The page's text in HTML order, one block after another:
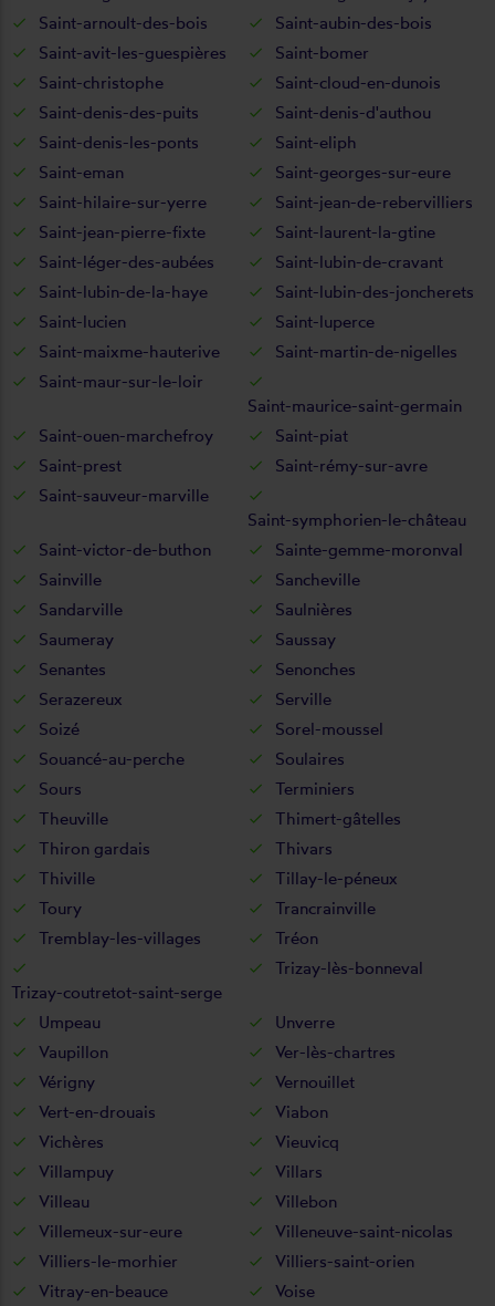
Saint-arnoult-des-bois
Saint-aubin-des-bois
Saint-avit-les-guespières
Saint-bomer
Saint-christophe
Saint-cloud-en-dunois
Saint-denis-des-puits
Saint-denis-d'authou
Saint-denis-les-ponts
Saint-eliph
Saint-eman
Saint-georges-sur-eure
Saint-hilaire-sur-yerre
Saint-jean-de-rebervilliers
Saint-jean-pierre-fixte
Saint-laurent-la-gtine
Saint-léger-des-aubées
Saint-lubin-de-cravant
Saint-lubin-de-la-haye
Saint-lubin-des-joncherets
Saint-lucien
Saint-luperce
Saint-maixme-hauterive
Saint-martin-de-nigelles
Saint-maur-sur-le-loir
Saint-maurice-saint-germain
Saint-ouen-marchefroy
Saint-piat
Saint-prest
Saint-rémy-sur-avre
Saint-sauveur-marville
Saint-symphorien-le-château
Saint-victor-de-buthon
Sainte-gemme-moronval
Sainville
Sancheville
Sandarville
Saulnières
Saumeray
Saussay
Senantes
Senonches
Serazereux
Serville
Soizé
Sorel-moussel
Souancé-au-perche
Soulaires
Sours
Terminiers
Theuville
Thimert-gâtelles
Thiron gardais
Thivars
Thiville
Tillay-le-péneux
Toury
Trancrainville
Tremblay-les-villages
Tréon
Trizay-coutretot-saint-serge
Trizay-lès-bonneval
Umpeau
Unverre
Vaupillon
Ver-lès-chartres
Vérigny
Vernouillet
Vert-en-drouais
Viabon
Vichères
Vieuvicq
Villampuy
Villars
Villeau
Villebon
Villemeux-sur-eure
Villeneuve-saint-nicolas
Villiers-le-morhier
Villiers-saint-orien
Vitray-en-beauce
Voise